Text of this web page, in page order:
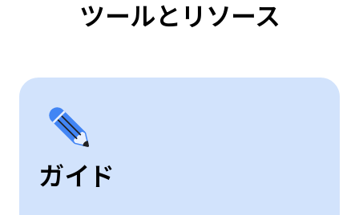
ツールとリソース
ガイド